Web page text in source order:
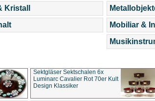
Kristall
Mobiliar &
Sektgläser Sektschalen 6x
Luminarc Cavalier Rot 70er Kult
Design Klassiker